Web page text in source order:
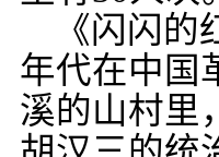
《闪闪的
年代在中国
溪的山村里